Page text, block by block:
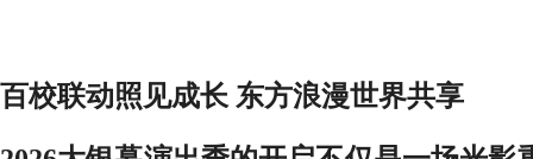
百校联动照见成长 东方浪漫世界共享